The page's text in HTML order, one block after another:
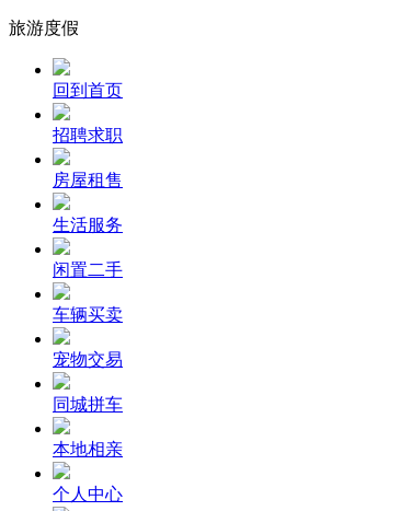
旅游度假
回到首页
招聘求职
房屋租售
生活服务
闲置二手
车辆买卖
宠物交易
同城拼车
本地相亲
个人中心